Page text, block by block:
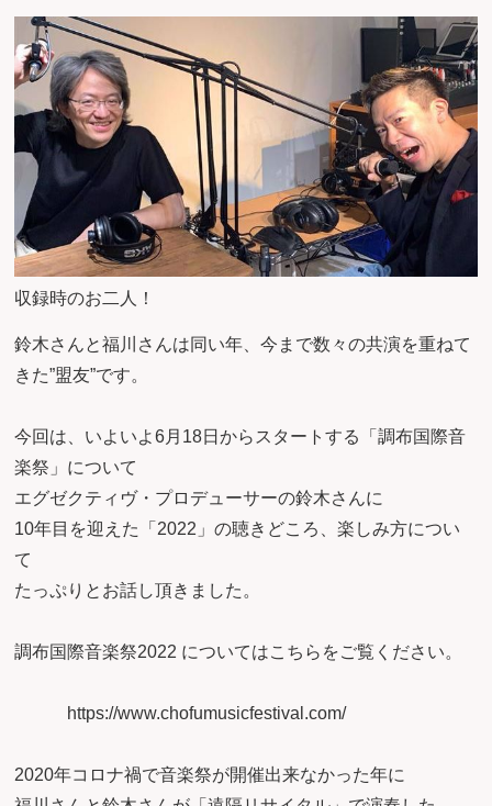
収録時のお二人！
鈴木さんと福川さんは同い年、今まで数々の共演を重ねて
きた”盟友”です。
今回は、いよいよ6月18日からスタートする「調布国際音
楽祭」について
エグゼクティヴ・プロデューサーの鈴木さんに
10年目を迎えた「2022」の聴きどころ、楽しみ方につい
て
たっぷりとお話し頂きました。
調布国際音楽祭2022 についてはこちらをご覧ください。
https://www.chofumusicfestival.com/
2020年コロナ禍で音楽祭が開催出来なかった年に